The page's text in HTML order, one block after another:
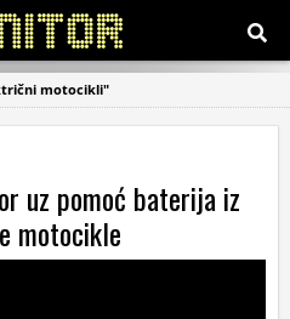
motocikli"
uz pomoć baterija iz
motocikle